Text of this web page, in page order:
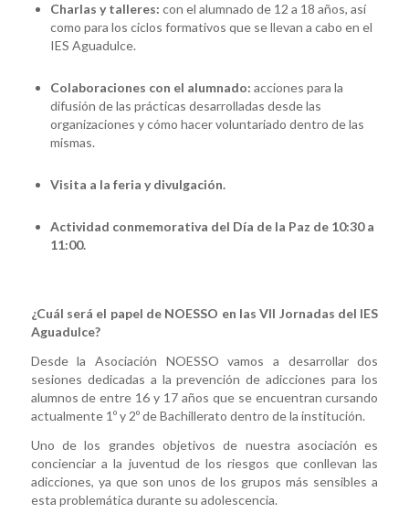
Charlas y talleres: con el alumnado de 12 a 18 años, así
como para los ciclos formativos que se llevan a cabo en el
IES Aguadulce.
Colaboraciones con el alumnado: acciones para la
difusión de las prácticas desarrolladas desde las
organizaciones y cómo hacer voluntariado dentro de las
mismas.
Visita a la feria y divulgación.
Actividad conmemorativa del Día de la Paz de 10:30 a
11:00.
¿Cuál será el papel de NOESSO en las VII Jornadas del IES
Aguadulce?
Desde la Asociación NOESSO vamos a desarrollar dos
sesiones dedicadas a la prevención de adicciones para los
alumnos de entre 16 y 17 años que se encuentran cursando
actualmente 1º y 2º de Bachillerato dentro de la institución.
Uno de los grandes objetivos de nuestra asociación es
concienciar a la juventud de los riesgos que conllevan las
adicciones, ya que son unos de los grupos más sensibles a
esta problemática durante su adolescencia.